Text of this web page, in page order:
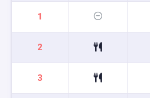
1
2
3